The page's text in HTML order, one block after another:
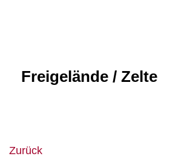
Freigelände / Zelte
Zurück